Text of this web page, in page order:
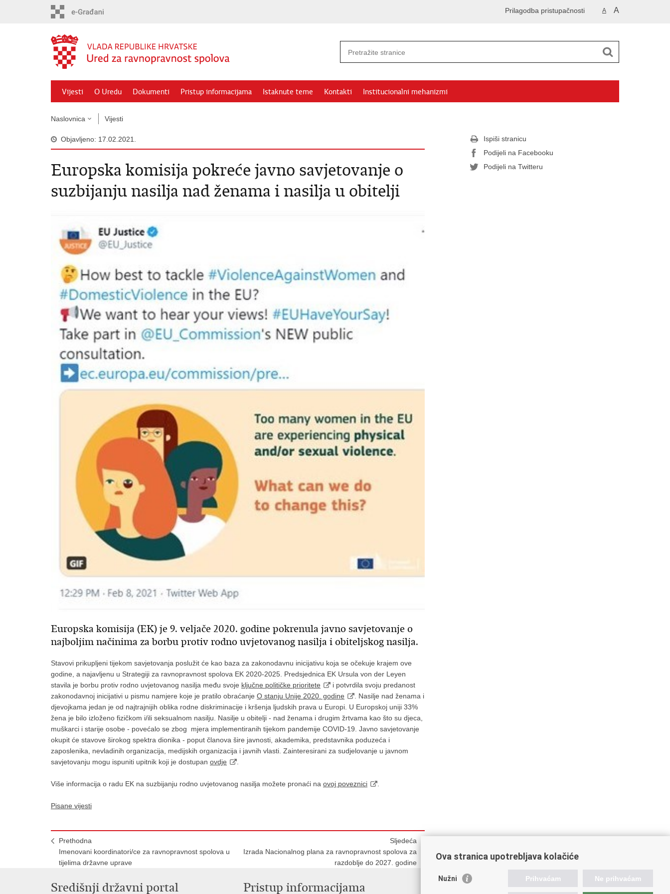
A A
Prilagodba pristupačnosti
Vijesti O Uredu Dokumenti Pristup informacijama Istaknute teme Kontakti Institucionalni mehanizmi
Naslovnica Vijesti
Objavljeno: 17.02.2021.
Europska komisija pokreće javno savjetovanje o
suzbijanju nasilja nad ženama i nasilja u obitelji
Europska komisija (EK) je 9. veljače 2020. godine pokrenula javno savjetovanje o
najboljim načinima za borbu protiv rodno uvjetovanog nasilja i obiteljskog nasilja.
Stavovi prikupljeni tijekom savjetovanja poslužit će kao baza za zakonodavnu inicijativu koja se očekuje krajem ove
godine, a najavljenu u Strategiji za ravnopravnost spolova EK 2020-2025. Predsjednica EK Ursula von der Leyen
stavila je borbu protiv rodno uvjetovanog nasilja među svoje ključne političke prioritete
i potvrdila svoju predanost
zakonodavnoj inicijativi u pismu namjere koje je pratilo obraćanje O stanju Unije 2020. godine
. Nasilje nad ženama i
djevojkama jedan je od najtrajnijih oblika rodne diskriminacije i kršenja ljudskih prava u Europi. U Europskoj uniji 33%
žena je bilo izloženo fizičkom i/ili seksualnom nasilju. Nasilje u obitelji - nad ženama i drugim žrtvama kao što su djeca,
muškarci i starije osobe - povećalo se zbog mjera implementiranih tijekom pandemije COVID-19. Javno savjetovanje
okupit će stavove širokog spektra dionika - poput članova šire javnosti, akademika, predstavnika poduzeća i
zaposlenika, nevladinih organizacija, medijskih organizacija i javnih vlasti. Zainteresirani za sudjelovanje u javnom
savjetovanju mogu ispuniti upitnik koji je dostupan ovdje .
Više informacija o radu EK na suzbijanju rodno uvjetovanog nasilja možete pronaći na ovoj poveznici .
Pisane vijesti
Prethodna
Imenovani koordinatori/ce za ravnopravnost spolova u
tijelima državne uprave
Sljedeća
Izrada Nacionalnog plana za ravnopravnost spolova za
razdoblje do 2027. godine
Ispiši stranicu
Podijeli na Facebooku
Podijeli na Twitteru
Središnji državni portal Pristup informacijama Važne poveznice
Ova stranica upotrebljava kolačiće
Nužni Prihvaćam Ne prihvaćam